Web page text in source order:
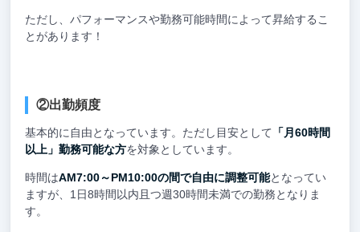
ただし、パフォーマンスや勤務可能時間によって昇給するこ
とがあります！
②出勤頻度
基本的に自由となっています。ただし目安として
「月60時間
以上」勤務可能な方を対象としています。
時間はAM7:00～PM10:00の間で自由に調整可能となってい
ますが、1日8時間以内且つ週30時間未満での勤務となりま
す。